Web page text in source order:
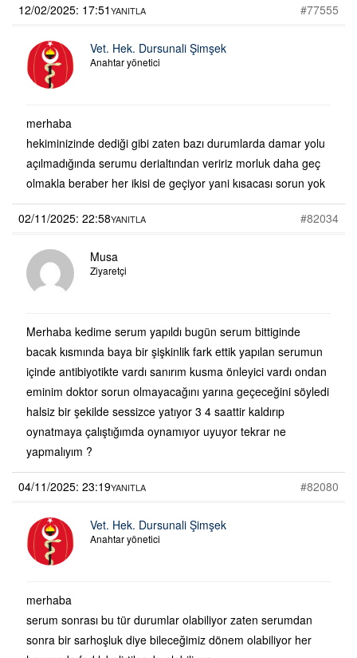
12/02/2025: 17:51 #77555
YANITLA
Vet. Hek. Dursunali Şimşek
Anahtar yönetici
merhaba
hekiminizinde dediği gibi zaten bazı durumlarda damar yolu
açılmadığında serumu derialtından veririz morluk daha geç
olmakla beraber her ikisi de geçiyor yani kısacası sorun yok
02/11/2025: 22:58 #82034
YANITLA
Musa
Ziyaretçi
Merhaba kedime serum yapıldı bugün serum bittiginde
bacak kısmında baya bir şişkinlik fark ettik yapılan serumun
içinde antibiyotikte vardı sanırım kusma önleyici vardı ondan
eminim doktor sorun olmayacağını yarına geçeceğini söyledi
halsiz bir şekilde sessizce yatıyor 3 4 saattir kaldırıp
oynatmaya çalıştığımda oynamıyor uyuyor tekrar ne
yapmalıyım ?
04/11/2025: 23:19 #82080
YANITLA
Vet. Hek. Dursunali Şimşek
Anahtar yönetici
merhaba
serum sonrası bu tür durumlar olabiliyor zaten serumdan
sonra bir sarhoşluk diye bileceğimiz dönem olabiliyor her